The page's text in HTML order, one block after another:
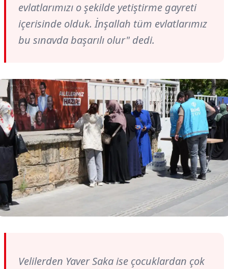
evlatlarımızı o şekilde yetiştirme gayreti
içerisinde olduk. İnşallah tüm evlatlarımız
bu sınavda başarılı olur" dedi.
Velilerden Yaver Saka ise çocuklardan çok